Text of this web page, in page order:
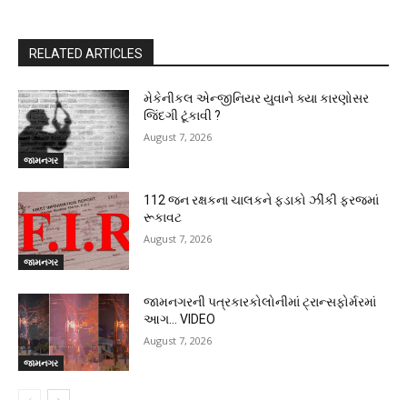
RELATED ARTICLES
જામનગર
મેકેનીકલ એન્જીનિયર યુવાને ક્યા કારણોસર
જિંદગી ટૂંકાવી ?
August 7, 2026
જામનગર
112 જન રક્ષકના ચાલકને ફડાકો ઝીંકી ફરજમાં
રૂકાવટ
August 7, 2026
જામનગર
જામનગરની પત્રકારકોલોનીમાં ટ્રાન્સફોર્મરમાં
આગ… VIDEO
August 7, 2026